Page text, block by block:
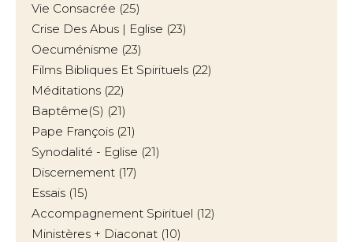
Vie Consacrée (25)
Crise Des Abus | Eglise (23)
Oecuménisme (23)
Films Bibliques Et Spirituels (22)
Méditations (22)
Baptême(s) (21)
Pape François (21)
Synodalité - Eglise (21)
Discernement (17)
Essais (15)
Accompagnement Spirituel (12)
Ministères + Diaconat (10)